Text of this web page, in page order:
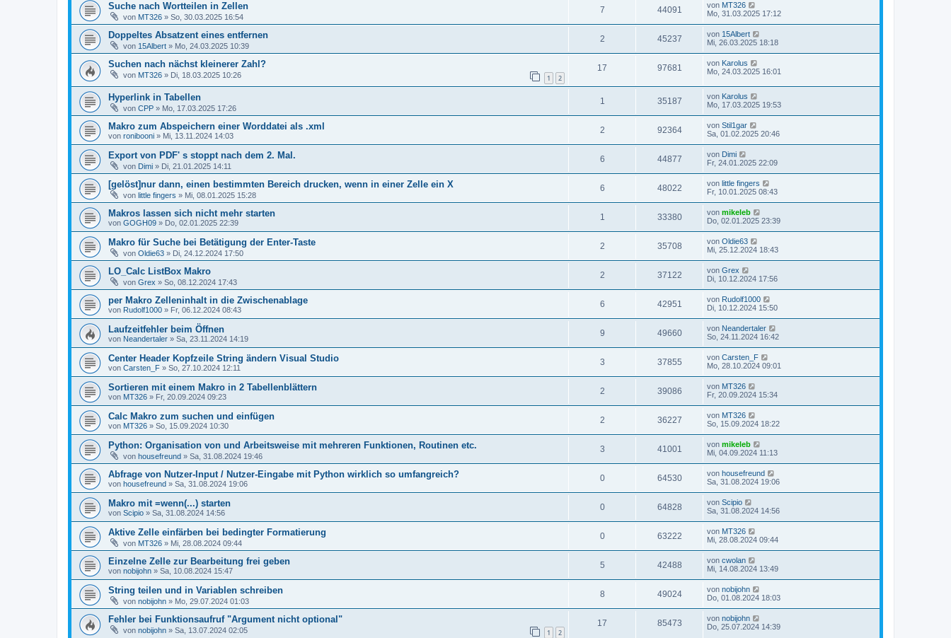
Suche nach Wortteilen in Zellen
von MT326 » So, 30.03.2025 16:54
7 44091 von MT326
Mo, 31.03.2025 17:12
Doppeltes Absatzent eines entfernen
von 15Albert » Mo, 24.03.2025 10:39
2 45237 von 15Albert
Mi, 26.03.2025 18:18
Suchen nach nächst kleinerer Zahl?
von MT326 » Di, 18.03.2025 10:26 1 2
17 97681 von Karolus
Mo, 24.03.2025 16:01
Hyperlink in Tabellen
von CPP » Mo, 17.03.2025 17:26
1 35187 von Karolus
Mo, 17.03.2025 19:53
Makro zum Abspeichern einer Worddatei als .xml
von ronibooni » Mi, 13.11.2024 14:03
2 92364 von Stil1gar
Sa, 01.02.2025 20:46
Export von PDF' s stoppt nach dem 2. Mal.
von Dimi » Di, 21.01.2025 14:11
6 44877 von Dimi
Fr, 24.01.2025 22:09
[gelöst]nur dann, einen bestimmten Bereich drucken, wenn in einer Zelle ein X
von little fingers » Mi, 08.01.2025 15:28
6 48022 von little fingers
Fr, 10.01.2025 08:43
Makros lassen sich nicht mehr starten
von GOGH09 » Do, 02.01.2025 22:39
1 33380 von mikeleb
Do, 02.01.2025 23:39
Makro für Suche bei Betätigung der Enter-Taste
von Oldie63 » Di, 24.12.2024 17:50
2 35708 von Oldie63
Mi, 25.12.2024 18:43
LO_Calc ListBox Makro
von Grex » So, 08.12.2024 17:43
2 37122 von Grex
Di, 10.12.2024 17:56
per Makro Zelleninhalt in die Zwischenablage
von Rudolf1000 » Fr, 06.12.2024 08:43
6 42951 von Rudolf1000
Di, 10.12.2024 15:50
Laufzeitfehler beim Öffnen
von Neandertaler » Sa, 23.11.2024 14:19
9 49660 von Neandertaler
So, 24.11.2024 16:42
Center Header Kopfzeile String ändern Visual Studio
von Carsten_F » So, 27.10.2024 12:11
3 37855 von Carsten_F
Mo, 28.10.2024 09:01
Sortieren mit einem Makro in 2 Tabellenblättern
von MT326 » Fr, 20.09.2024 09:23
2 39086 von MT326
Fr, 20.09.2024 15:34
Calc Makro zum suchen und einfügen
von MT326 » So, 15.09.2024 10:30
2 36227 von MT326
So, 15.09.2024 18:22
Python: Organisation von und Arbeitsweise mit mehreren Funktionen, Routinen etc.
von housefreund » Sa, 31.08.2024 19:46
3 41001 von mikeleb
Mi, 04.09.2024 11:13
Abfrage von Nutzer-Input / Nutzer-Eingabe mit Python wirklich so umfangreich?
von housefreund » Sa, 31.08.2024 19:06
0 64530 von housefreund
Sa, 31.08.2024 19:06
Makro mit =wenn(...) starten
von Scipio » Sa, 31.08.2024 14:56
0 64828 von Scipio
Sa, 31.08.2024 14:56
Aktive Zelle einfärben bei bedingter Formatierung
von MT326 » Mi, 28.08.2024 09:44
0 63222 von MT326
Mi, 28.08.2024 09:44
Einzelne Zelle zur Bearbeitung frei geben
von nobijohn » Sa, 10.08.2024 15:47
5 42488 von cwolan
Mi, 14.08.2024 13:49
String teilen und in Variablen schreiben
von nobijohn » Mo, 29.07.2024 01:03
8 49024 von nobijohn
Do, 01.08.2024 18:03
Fehler bei Funktionsaufruf "Argument nicht optional"
von nobijohn » Sa, 13.07.2024 02:05 1 2
17 85473 von nobijohn
Do, 25.07.2024 14:39